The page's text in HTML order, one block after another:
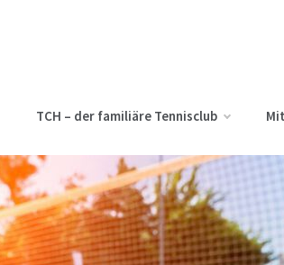
TCH – der familiäre Tennisclub